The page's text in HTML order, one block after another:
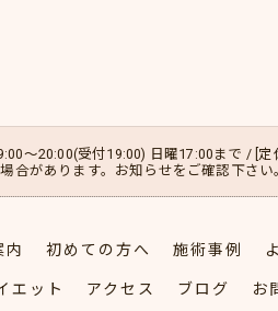
～20:00(受付19:00) 日曜17:00まで / [
合があります。お知らせをご確認下さい
内 初めての方へ 施術事例
エット アクセス ブログ お